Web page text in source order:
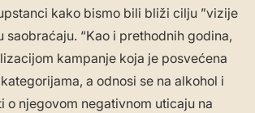
kako bismo bili bliži cilju ”vizije
saobraćaju. “Kao i prethodnih godina,
kampanje koja je posvećena
a odnosi se na alkohol i
o njegovom negativnom uticaju na